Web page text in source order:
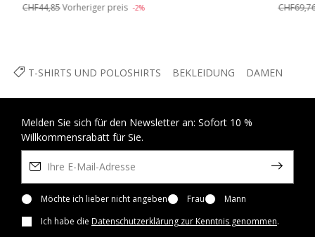
T-SHIRTS UND POLOSHIRTS BEKLEIDUNG DAMEN
CHF44,85Vorheriger preis -2%
Melden Sie sich für den Newsletter an: Sofort 10 %
Willkommensrabatt für Sie.
Möchte ich lieber nicht angeben Frau
Mann
Ich habe die Datenschutzerklärung zur Kenntnis genommen.